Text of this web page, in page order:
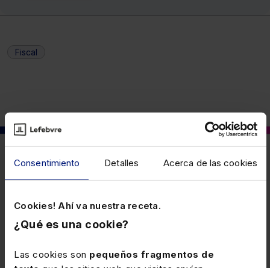
Consentimiento Detalles Acerca de las cookies
Cookies! Ahí va nuestra receta.
¿Qué es una cookie?
Las cookies son pequeños fragmentos de
Fiscal
También puede interesarte
14 ABRIL 2026
Vinculación en IRPF del valor aceptado
El valor aceptado en una liquidación definitiva en el